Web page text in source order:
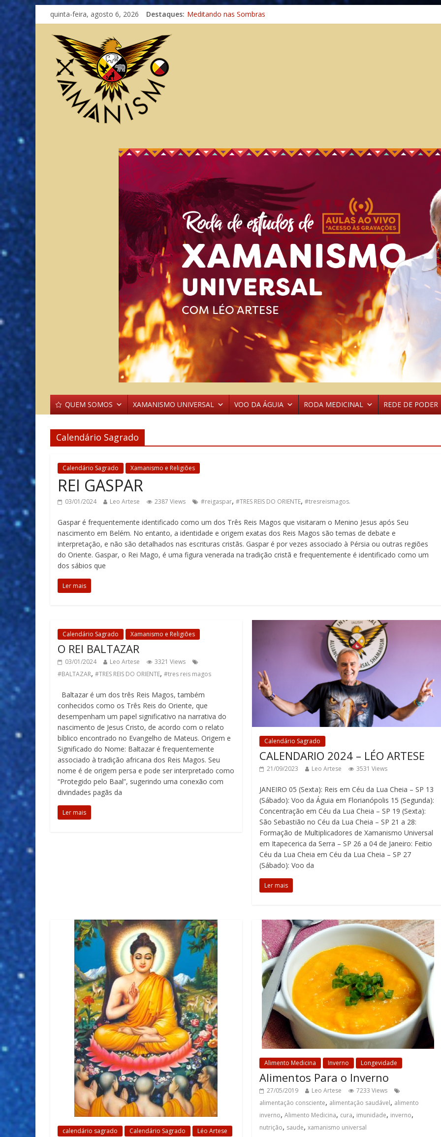
quinta-feira, agosto 6, 2026 Destaques: Imaginação na Cura
Meditando nas Sombras
QUEM SOMOS XAMANISMO UNIVERSAL VOO DA ÁGUIA RODA MEDICINAL REDE DE PODER
Calendário Sagrado
Calendário Sagrado Xamanismo e Religiões
REI GASPAR
03/01/2024 Leo Artese 2387 Views #reigaspar, #TRES REIS DO ORIENTE, #tresreismagos.
Gaspar é frequentemente identificado como um dos Três Reis Magos que visitaram o Menino Jesus após Seu
nascimento em Belém. No entanto, a identidade e origem exatas dos Reis Magos são temas de debate e
interpretação, e não são detalhados nas escrituras cristãs. Gaspar é por vezes associado à Pérsia ou outras regiões
do Oriente. Gaspar, o Rei Mago, é uma figura venerada na tradição cristã e frequentemente é identificado como um
dos sábios que
Ler mais
Calendário Sagrado Xamanismo e Religiões
O REI BALTAZAR
03/01/2024 Leo Artese
3321 Views
#BALTAZAR, #TRES REIS DO ORIENTE, #tres reis magos
Baltazar é um dos três Reis Magos, também
conhecidos como os Três Reis do Oriente, que
desempenham um papel significativo na narrativa do
nascimento de Jesus Cristo, de acordo com o relato
bíblico encontrado no Evangelho de Mateus. Origem e
Significado do Nome: Baltazar é frequentemente
associado à tradição africana dos Reis Magos. Seu
nome é de origem persa e pode ser interpretado como
“Protegido pelo Baal”, sugerindo uma conexão com
divindades pagãs da
Ler mais
Calendário Sagrado
CALENDARIO 2024 – LÉO ARTESE
21/09/2023 Leo Artese 3531 Views
JANEIRO 05 (Sexta): Reis em Céu da Lua Cheia – SP 13
(Sábado): Voo da Águia em Florianópolis 15 (Segunda):
Concentração em Céu da Lua Cheia – SP 19 (Sexta):
São Sebastião no Céu da Lua Cheia – SP 21 a 28:
Formação de Multiplicadores de Xamanismo Universal
em Itapecerica da Serra – SP 26 a 04 de Janeiro: Feitio
Céu da Lua Cheia em Céu da Lua Cheia – SP 27
(Sábado): Voo da
Ler mais
calendário sagrado Calendário Sagrado Léo Artese
Alimento Medicina Inverno Longevidade
Alimentos Para o Inverno
27/05/2019 Leo Artese
7233 Views
alimentação consciente, alimentação saudável, alimento
inverno,Alimento Medicina, cura, imunidade, inverno,
nutrição, saude,xamanismo universal